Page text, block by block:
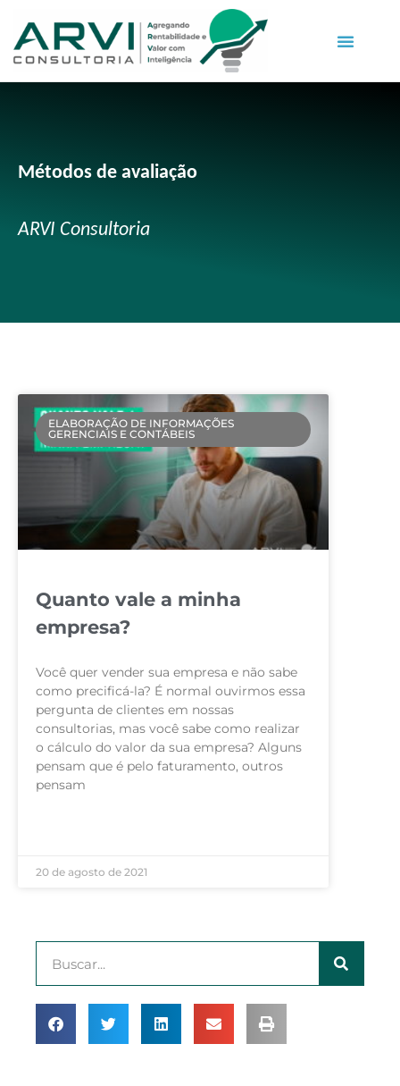
Métodos de avaliação
ARVI Consultoria
ELABORAÇÃO DE INFORMAÇÕES
GERENCIAIS E CONTÁBEIS
Quanto vale a minha
empresa?
Você quer vender sua empresa e não sabe
como precificá-la? É normal ouvirmos essa
pergunta de clientes em nossas
consultorias, mas você sabe como realizar
o cálculo do valor da sua empresa? Alguns
pensam que é pelo faturamento, outros
pensam
20 de agosto de 2021